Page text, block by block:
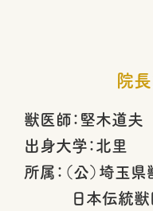
院
獣医師：堅木道夫
出身大学：北里
所属：（公）埼玉
日本伝統獣医